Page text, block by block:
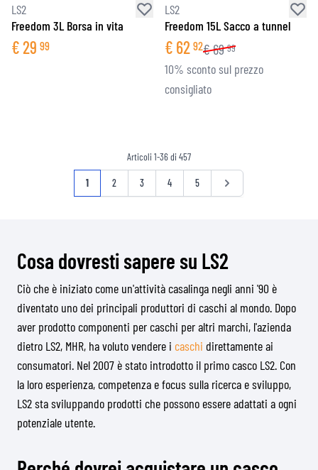
LS2
Freedom 3L Borsa in vita
€29 99
LS2
Freedom 15L Sacco a tunnel
€ 62 92€69 99
10% sconto sul prezzo
consigliato
Articoli 1-36di 457
Pagina
Attualmente stai leggendo la pagina
1 Pagina
2 Pagina
3 Pagina
4 Pagina
5 Pagina
Cosa dovresti sapere su LS2
Ciò che è iniziato come un'attività casalinga negli anni '90 è
diventato uno dei principali produttori di caschi al mondo. Dopo
aver prodotto componenti per caschi per altri marchi, l'azienda
dietro LS2, MHR, ha voluto vendere i caschi direttamente ai
consumatori. Nel 2007 è stato introdotto il primo casco LS2. Con
la loro esperienza, competenza e focus sulla ricerca e sviluppo,
LS2 sta sviluppando prodotti che possono essere adattati a ogni
potenziale utente.